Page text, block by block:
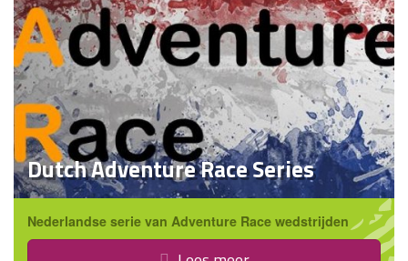
Dutch Adventure Race Series
Nederlandse serie van Adventure Race wedstrijden